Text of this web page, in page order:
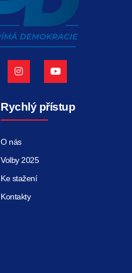
Rychlý přístup
O nás
Volby 2025
Ke stažení
Kontakty